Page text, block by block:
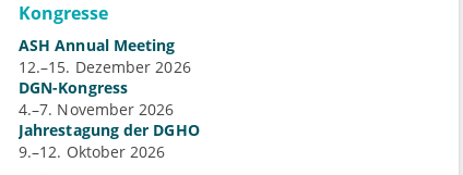
Kongresse
ASH Annual Meeting
12.–15. Dezember 2026
DGN-Kongress
4.–7. November 2026
Jahrestagung der DGHO
9.–12. Oktober 2026